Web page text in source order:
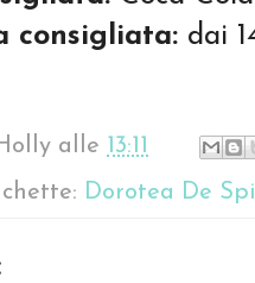
consigliata: dai
alle 13:11
Dorotea De